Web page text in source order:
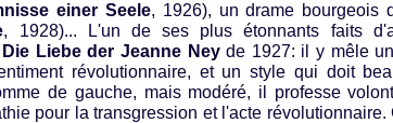
einer Seele, 1926), un drame bourgeois
, 1928)... L'un de ses plus étonnants faits
Die Liebe der Jeanne Neyde 1927: il y mêle
révolutionnaire, et un style qui doit
de gauche, mais modéré, il professe
pour la transgression et l'acte révolutionnaire.